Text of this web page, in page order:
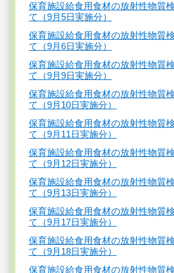
保育施設給食用食材の放射性物質
て（9月5日実施分）
保育施設給食用食材の放射性物質
て（9月6日実施分）
保育施設給食用食材の放射性物質
て（9月9日実施分）
保育施設給食用食材の放射性物質
て（9月10日実施分）
保育施設給食用食材の放射性物質
て（9月11日実施分）
保育施設給食用食材の放射性物質
て（9月12日実施分）
保育施設給食用食材の放射性物質
て（9月13日実施分）
保育施設給食用食材の放射性物質
て（9月17日実施分）
保育施設給食用食材の放射性物質
て（9月18日実施分）
保育施設給食用食材の放射性物質